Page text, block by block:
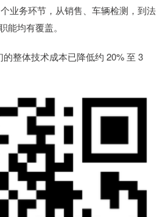
业务环节，从销售、车辆检测，到法
能均有覆盖。
整体技术成本已降低约 20% 至 3